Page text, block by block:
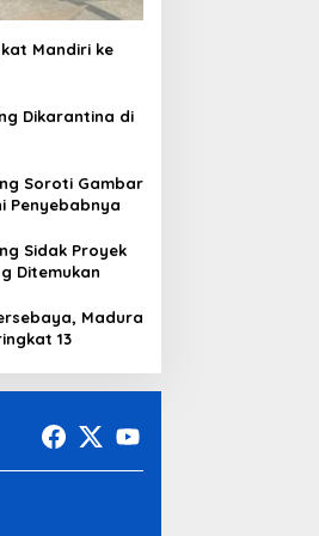
Mandiri ke
Dikarantina di
Soroti Gambar
Penyebabnya
Sidak Proyek
Ditemukan
Madura
13